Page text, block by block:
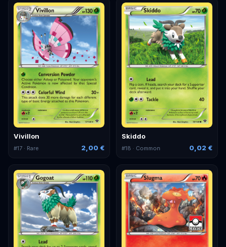
Vivillon
#17 · Rare 2,00 €
Skiddo
#18 · Common 0,02 €